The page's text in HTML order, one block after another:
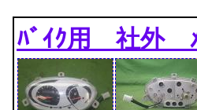
ﾊﾞｲｸ用 社外 ﾒ